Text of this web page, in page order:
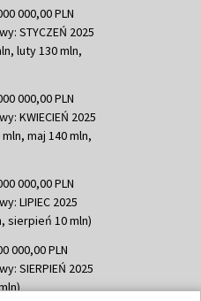
000,00 PLN
STYCZEŃ 2025
luty 130 mln,
000,00 PLN
KWIECIEŃ 2025
maj 140 mln,
000,00 PLN
LIPIEC 2025
sierpień 10 mln)
000,00 PLN
SIERPIEŃ 2025